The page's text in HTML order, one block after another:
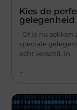
Kies de
gelegenheid
Of je nu sokken
speciale
echt verschil. In
...